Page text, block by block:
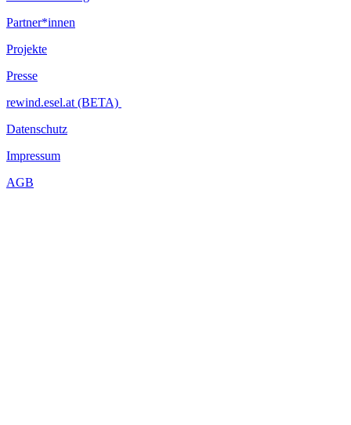
Partner*innen
Projekte
Presse
rewind.esel.at (BETA)
Datenschutz
Impressum
AGB